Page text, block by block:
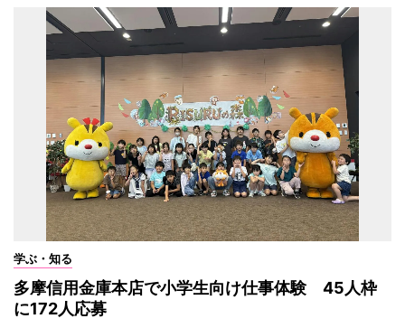
学ぶ・知る
多摩信用金庫本店で小学生向け仕事体験 45人枠
に172人応募